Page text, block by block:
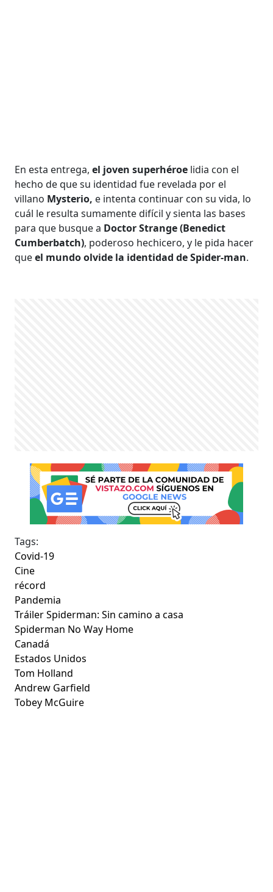
En esta entrega,el joven superhéroe lidia con el
hecho de que su identidad fue revelada por el
villano Mysterio, e intenta continuar con su vida, lo
cuál le resulta sumamente difícil y sienta las bases
para que busque a Doctor Strange (Benedict
Cumberbatch), poderoso hechicero, y le pida hacer
queel mundo olvide la identidad de Spider-man.
Tags:
Covid-19
Cine
récord
Pandemia
Tráiler Spiderman: Sin camino a casa
Spiderman No Way Home
Canadá
Estados Unidos
Tom Holland
Andrew Garfield
Tobey McGuire